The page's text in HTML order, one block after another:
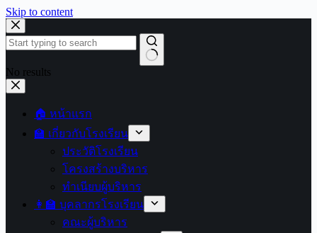
Skip to content
No results
🏠 หน้าแรก
🏫 เกี่ยวกับโรงเรียน
ประวัติโรงเรียน
โครงสร้างบริหาร
ทำเนียบผู้บริหาร
👩‍🏫 บุคลากรโรงเรียน
คณะผู้บริหาร